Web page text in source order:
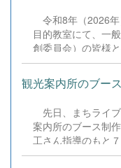
令和8年（2026
目的教室にて、一
創委員会）の皆様
「自分を知ること
自分へ〜」が開催
参加し、地域の大
第1部：キャリア
会社すみかの代表
同名のテーマでご
社会をつなぐ」と
観光案内所のブー
先日、まちライ
案内所のブース制
工さん指導のもと
付近）にグランド